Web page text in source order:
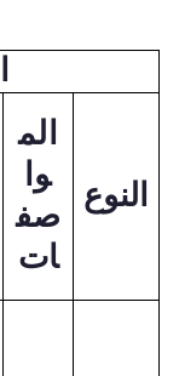
النوع
الم
وا
صف
ات